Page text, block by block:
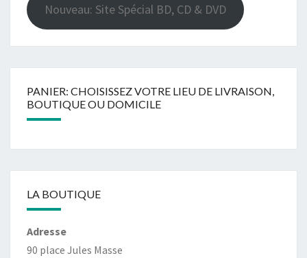
Nouveau: Site Spécial BD, CD & DVD
PANIER: CHOISISSEZ VOTRE LIEU DE LIVRAISON,
BOUTIQUE OU DOMICILE
LA BOUTIQUE
Adresse
90 place Jules Masse